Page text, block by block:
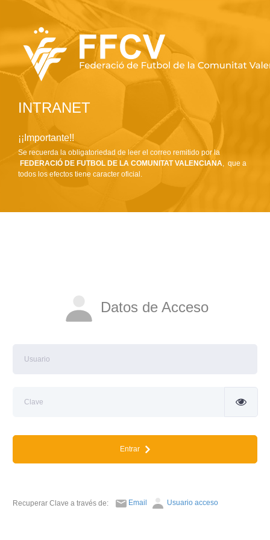
INTRANET
¡¡Importante!!
Se recuerda la obligatoriedad de leer el correo remitido por la
FEDERACIÓ DE FUTBOL DE LA COMUNITAT VALENCIANA, que a
todos los efectos tiene caracter oficial.
Datos de Acceso
Entrar
Recuperar Clave a través de: Email Usuario acceso